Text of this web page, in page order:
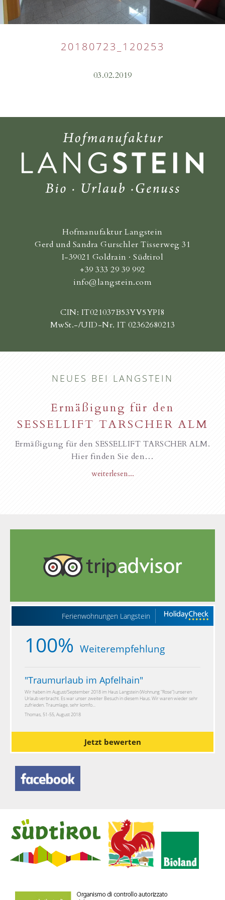
20180723_120253
03.02.2019
Hofmanufaktur Langstein
Gerd und Sandra Gurschler Tisserweg 31
I-39021 Goldrain · Südtirol
+39 333 29 39 992
info@langstein.com
CIN: IT021037B53YV5YPI8
MwSt.-/UID-Nr. IT 02362680213
NEUES BEI LANGSTEIN
Ermäßigung für den
SESSELLIFT TARSCHER ALM
Ermäßigung für den SESSELLIFT TARSCHER ALM.
Hier finden Sie den…
weiterlesen...
Ferienwohnungen Langstein
100% Weiterempfehlung
"Traumurlaub im Apfelhain"
Wir haben im August/September 2018 im Haus Langstein (Wohnung "Rose") unseren
Urlaub verbracht. Es war unser zweiter Besuch in diesem Haus. Wir waren wieder sehr
zufrieden. Traumlage, sehr komfo...
Thomas, 51-55, August 2018
Jetzt bewerten